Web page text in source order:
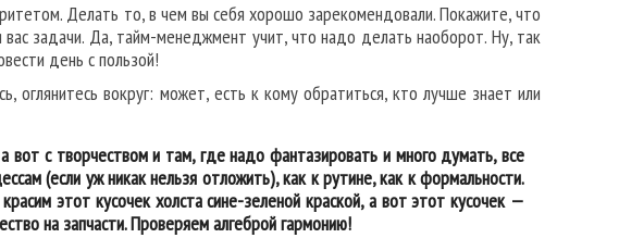
Делать то, в чем вы себя хорошо зарекомендовали. Покажите, что
задачи. Да, тайм-менеджмент учит, что надо делать наоборот. Ну, так
день с пользой!
оглянитесь вокруг: может, есть к кому обратиться, кто лучше знает или
вот с творчеством и там, где надо фантазировать и много думать, все
(если уж никак нельзя отложить), как к рутине, как к формальности.
этот кусочек холста сине-зеленой краской, а вот этот кусочек —
на запчасти. Проверяем алгеброй гармонию!